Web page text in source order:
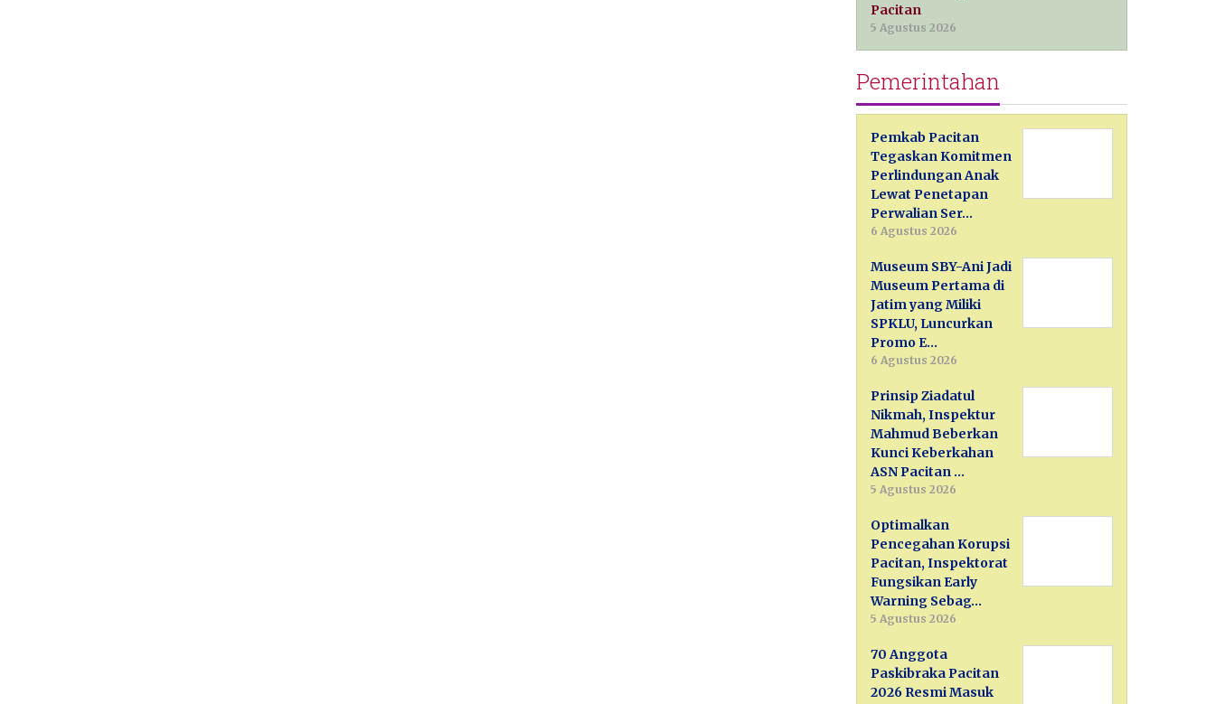
Pacitan
5 Agustus 2026
Pemerintahan
Pemkab Pacitan
Tegaskan Komitmen
Perlindungan Anak
Lewat Penetapan
Perwalian Ser…
6 Agustus 2026
Museum SBY-Ani Jadi
Museum Pertama di
Jatim yang Miliki
SPKLU, Luncurkan
Promo E…
6 Agustus 2026
Prinsip Ziadatul
Nikmah, Inspektur
Mahmud Beberkan
Kunci Keberkahan
ASN Pacitan …
5 Agustus 2026
Optimalkan
Pencegahan Korupsi
Pacitan, Inspektorat
Fungsikan Early
Warning Sebag…
5 Agustus 2026
70 Anggota
Paskibraka Pacitan
2026 Resmi Masuk